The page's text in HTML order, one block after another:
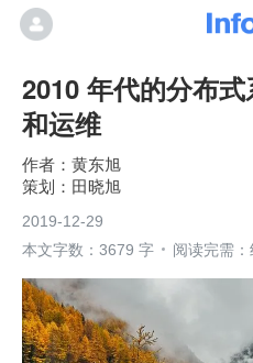
2010 年代的分布
和运维
黄东旭
田晓旭
2019-12-29
本文字数：3679 字
阅读完需